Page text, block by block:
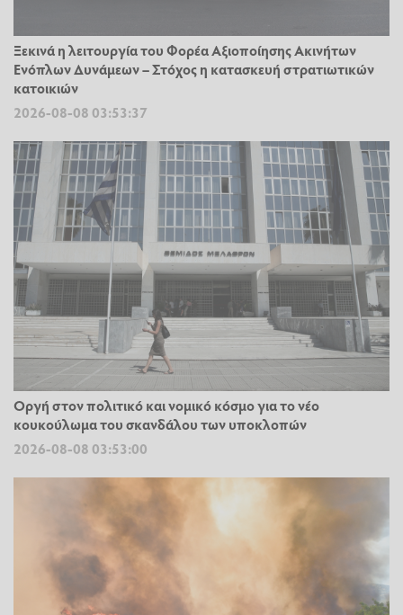
Ξεκινά η λειτουργία του Φορέα Αξιοποίησης Ακινήτων
Ενόπλων Δυνάμεων – Στόχος η κατασκευή στρατιωτικών
κατοικιών
2026-08-08 03:53:37
Οργή στον πολιτικό και νομικό κόσμο για το νέο
κουκούλωμα του σκανδάλου των υποκλοπών
2026-08-08 03:53:00